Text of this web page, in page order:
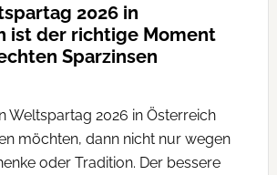
2026 in
ist der richtige Moment
Sparzinsen
Weltspartag 2026 in Österreich
möchten, dann nicht nur wegen
oder Tradition. Der bessere